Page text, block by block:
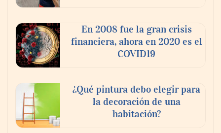
En 2008 fue la gran crisis
financiera, ahora en 2020 es el
COVID19
¿Qué pintura debo elegir para
la decoración de una
habitación?